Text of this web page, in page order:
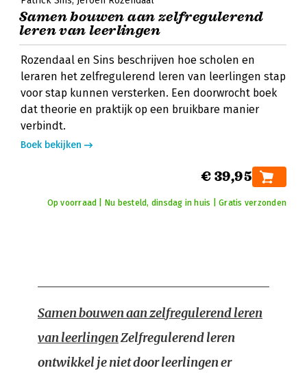
Samen bouwen aan zelfregulerend
leren van leerlingen
Rozendaal en Sins beschrijven hoe scholen en
leraren het zelfregulerend leren van leerlingen stap
voor stap kunnen versterken. Een doorwrocht boek
dat theorie en praktijk op een bruikbare manier
verbindt.
Boek bekijken
€ 39,95
Op voorraad | Nu besteld, dinsdag in huis | Gratis verzonden
Samen bouwen aan zelfregulerend leren
van leerlingenZelfregulerend leren
ontwikkel je niet door leerlingen er